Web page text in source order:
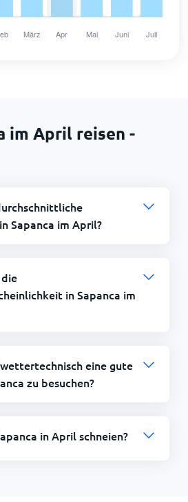
im April reisen -
Sapanca im April?
in Sapanca im
eine gute
zu besuchen?
in April schneien?